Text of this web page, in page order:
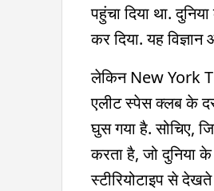
पहुंचा दिया था.
कर दिया. यह
लेकिन New York
एलीट स्पेस क्लब के
घुस गया है. सोचिए,
करता है, जो दुनिया
स्टीरियोटाइप से